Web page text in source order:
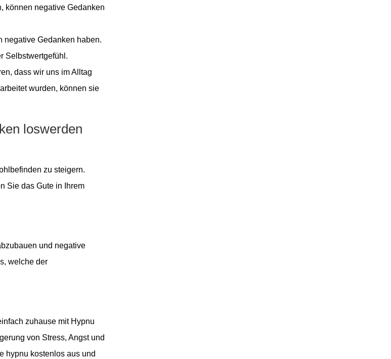
können negative Gedanken
negative Gedanken haben.
Selbstwertgefühl.
dass wir uns im Alltag
wurden, können sie
loswerden
zu steigern.
Sie das Gute in Ihrem
und negative
welche der
zuhause mit Hypnu
von Stress, Angst und
hypnu kostenlos aus und